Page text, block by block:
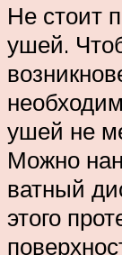
Не стоит
ушей.
ушей не
Можно
ватный
этого